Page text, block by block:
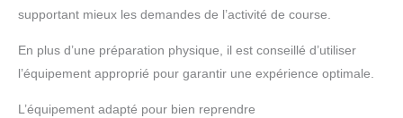
supportant mieux les demandes de l’activité de course.
En plus d’une préparation physique, il est conseillé d’utiliser
l’équipement approprié pour garantir une expérience optimale.
L’équipement adapté pour bien reprendre